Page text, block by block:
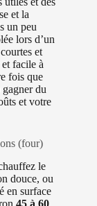
et la
un peu
lors d’un
et
facile à
fois que
du
et votre
(four)
le
douce, ou
en surface
45 à 60